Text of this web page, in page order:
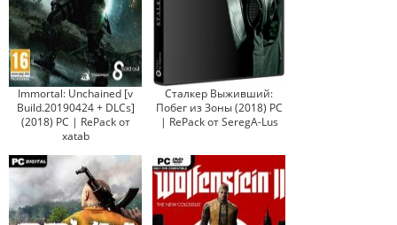
Immortal: Unchained [v
Build.20190424 + DLCs]
(2018) PC | RePack от
xatab
Сталкер Выживший:
Побег из Зоны (2018) PC
| RePack от SeregA-Lus